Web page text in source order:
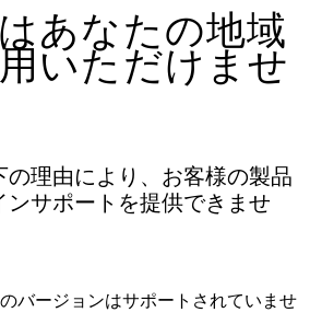
あなたの地域
いただけませ
の理由により、お客様の製品
ンサポートを提供できませ
バージョンはサポートされていませ